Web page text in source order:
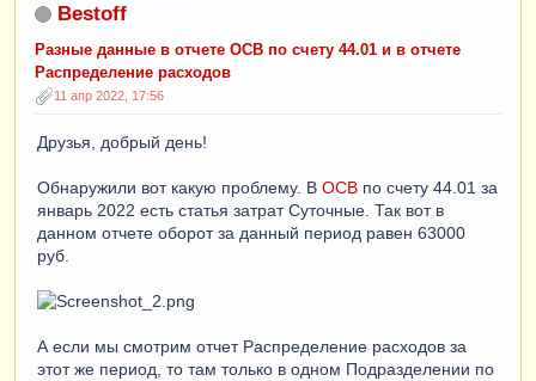
Bestoff
Разные данные в отчете ОСВ по счету 44.01 и в отчете
Распределение расходов
11 апр 2022, 17:56
Друзья, добрый день!
Обнаружили вот какую проблему. В ОСВ по счету 44.01 за
январь 2022 есть статья затрат Суточные. Так вот в
данном отчете оборот за данный период равен 63000
руб.
А если мы смотрим отчет Распределение расходов за
этот же период, то там только в одном Подразделении по